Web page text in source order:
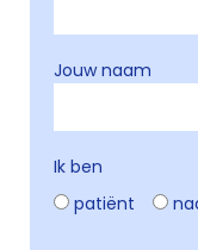
Jouw naam
Ik ben
patiënt